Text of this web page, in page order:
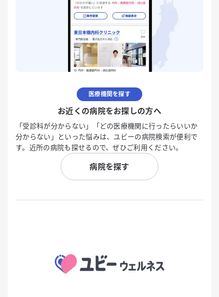
医療機関を探す
お近くの病院をお探しの方へ
「受診科が分からない」「どの医療機関に行ったらいいか
分からない」といった悩みは、ユビーの病院検索が便利で
す。近所の病院も探せるので、ぜひご利用ください。
病院を探す